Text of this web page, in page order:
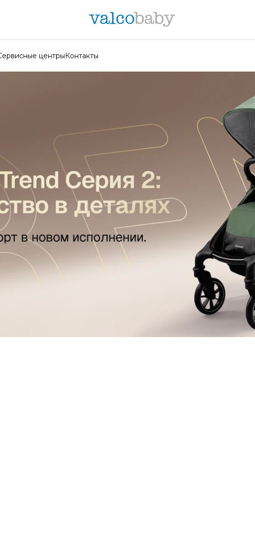
центрыКонтакты